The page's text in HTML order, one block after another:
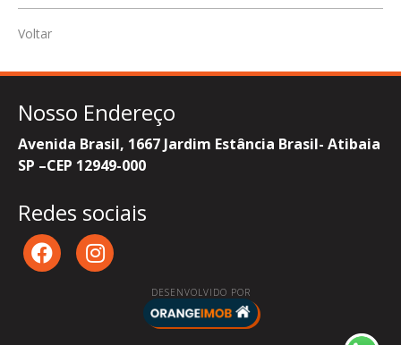
Voltar
Nosso Endereço
Avenida Brasil, 1667 Jardim Estância Brasil- Atibaia
SP –CEP 12949-000
Redes sociais
DESENVOLVIDO POR